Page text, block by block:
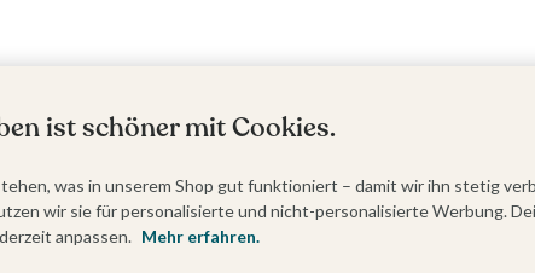
ist schöner mit Cookies.
was in unserem Shop gut funktioniert – damit wir ihn stetig
wir sie für personalisierte und nicht-personalisierte Werbung.
anpassen. Mehr erfahren.